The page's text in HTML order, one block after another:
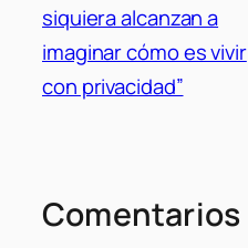
siquiera alcanzan a
imaginar cómo es vivir
con privacidad”
Comentarios